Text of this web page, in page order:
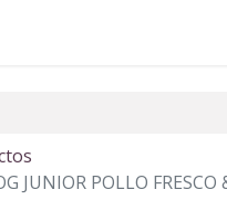
JUNIOR POLLO FRESCO